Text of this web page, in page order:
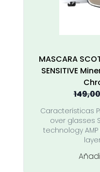
MASCARA
SENSITIVE
Características
over glasses
technology